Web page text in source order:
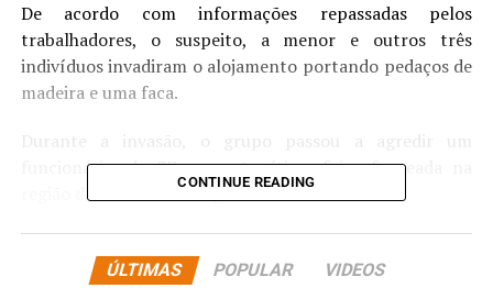
De acordo com informações repassadas pelos
trabalhadores, o suspeito, a menor e outros três
indivíduos invadiram o alojamento portando pedaços de
madeira e uma faca.
Durante a invasão, o grupo passou a agredir um
funcionário, de 37 anos. A vítima foi esfaqueada na
região das costas e cabeça.
O homem conseguiu fugir e correu até uma delegacia,
onde também foi socorrido por uma equipe do Corpo de
CONTINUE READING
ÚLTIMAS POPULAR VIDEOS